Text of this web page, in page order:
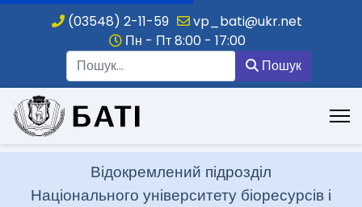
(03548) 2-11-59
vp_bati@ukr.net
Пн - Пт 8:00 - 17:00
Пошук
.
Відокремлений підрозділ
Національного університету біоресурсів і